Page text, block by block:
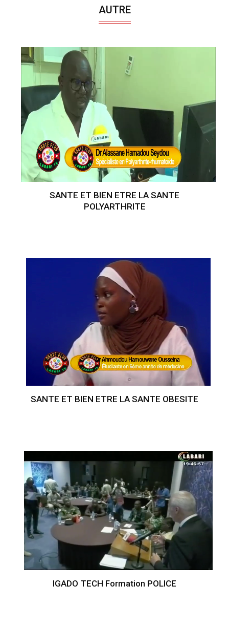
AUTRE
SANTE ET BIEN ETRE LA SANTE
POLYARTHRITE
SANTE ET BIEN ETRE LA SANTE OBESITE
IGADO TECH Formation POLICE